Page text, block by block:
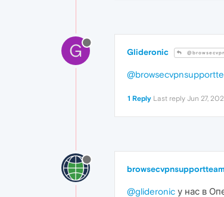
G Glideronic
1 Reply Last reply Jun 27,
browsecvpnsupportteam
@glideronic у нас в